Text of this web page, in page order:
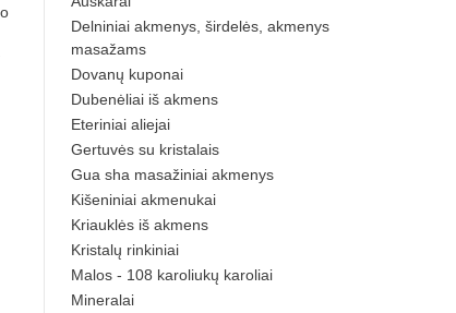
Delniniai akmenys, širdelės, akmenys
masažams
Dovanų kuponai
Dubenėliai iš akmens
Eteriniai aliejai
Gertuvės su kristalais
Gua sha masažiniai akmenys
Kišeniniai akmenukai
Kriauklės iš akmens
Kristalų rinkiniai
Malos - 108 karoliukų karoliai
Mineralai